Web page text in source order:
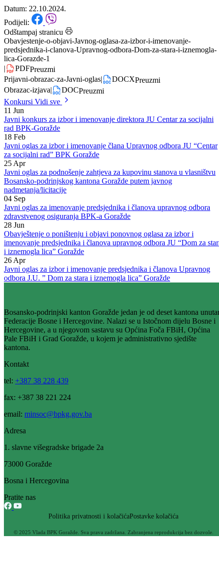
Datum: 22.10.2024.
Podijeli:
Odštampaj stranicu
Obavjestenje-o-objavi-Javnog-oglasa-za-izbor-i-imenovanje-
predsjednika-i-clanova-Upravnog-odbora-Dom-za-stara-i-iznemogla-
lica-Gorazde-1
|
PDFPreuzmi
Prijavni-obrazac-za-Javni-oglas| DOCXPreuzmi
Obrazac-izjava| DOCPreuzmi
Konkursi Vidi sve
11 Jun
Javni konkurs za izbor i imenovanje direktora JU Centar za socijalni
rad BPK-Goražde
18 Feb
Javni oglas za izbor i imenovanje člana Upravnog odbora JU “Centar
za socijalni rad” BPK Goražde
25 Apr
Javni oglas za podnošenje zahtjeva za kupovinu stanova u vlasništvu
Bosansko-podrinjskog kantona Goražde putem javnog
nadmetanja/licitacije
04 Sep
Javni oglas za imenovanje predsjednika i članova upravnog odbora
zdravstvenog osiguranja BPK-a Goražde
28 Jun
Obavještenje o poništenju i objavi ponovnog oglasa za izbor i
imenovanje predsjednika i članova upravnog odbora JU “Dom za
i iznemogla lica” Goražde
26 Apr
Javni oglas za izbor i imenovanje predsjednika i članova Upravnog
odbora J.U. ” Dom za stara i iznemogla lica” Goražde